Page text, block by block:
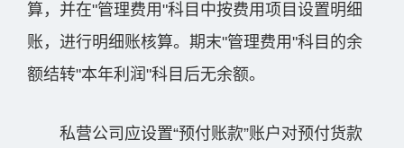
算，并在"管理费用"科目中按费用项目设置明细
账，进行明细账核算。期末"管理费用"科目的余
额结转"本年利润"科目后无余额。
私营公司应设置“预付账款”账户对预付货款